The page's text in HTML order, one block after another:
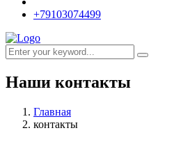
+79103074499
Наши контакты
Главная
контакты